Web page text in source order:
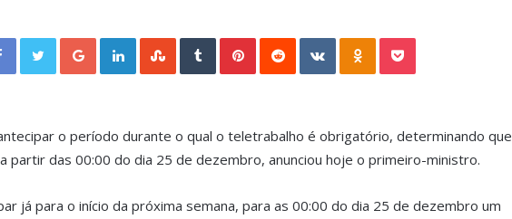
Facebook Twitter Google+ LinkedIn StumbleUpon Tumblr VKontakte
o período durante o qual o teletrabalho é obrigatório, determinando que
partir das 00:00 do dia 25 de dezembro, anunciou hoje o primeiro-ministro.
já para o início da próxima semana, para as 00:00 do dia 25 de dezembro um